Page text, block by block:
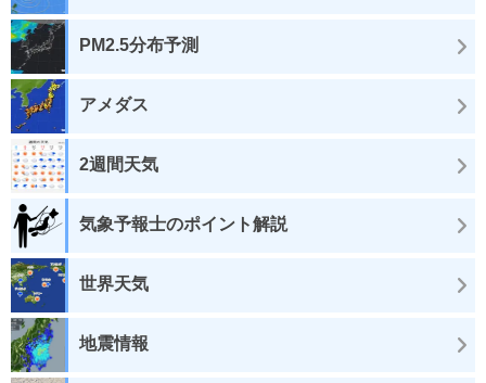
PM2.5分布予測
アメダス
2週間天気
気象予報士のポイント解説
世界天気
地震情報